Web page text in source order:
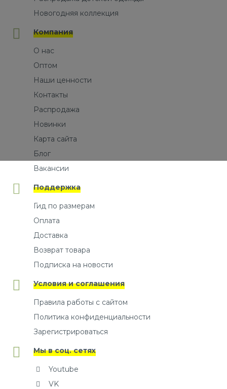
Новогодняя коллекция
Компания
О нас
Оптом
Наши ценности
Контакты
Распродажа
Новинки
Карта сайта
Блог
Вакансии
Поддержка
Гид по размерам
Оплата
Доставка
Возврат товара
Подписка на новости
Условия и соглашения
Правила работы с сайтом
Политика конфиденциальности
Зарегистрироваться
Мы в соц. сетях
Youtube
VK